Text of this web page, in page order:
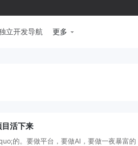
立开发导航 更多
活下来
的。要做平台，要做AI，要做一夜暴富的